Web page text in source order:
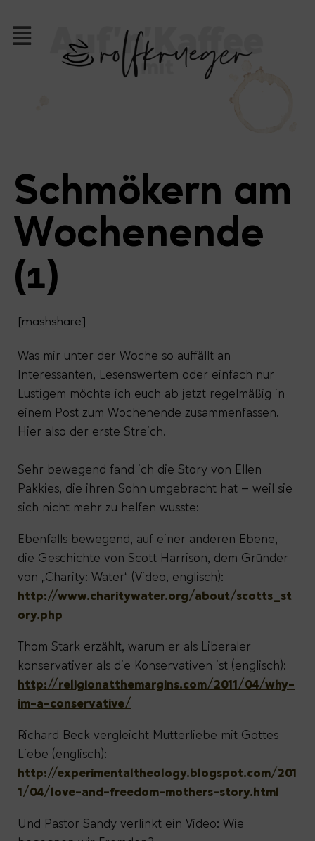
Schmökern am
Wochenende
(1)
[mashshare]
Was mir unter der Woche so auffällt an
Interessanten, Lesenswertem oder einfach nur
Lustigem möchte ich euch ab jetzt regelmäßig in
einem Post zum Wochenende zusammenfassen.
Hier also der erste Streich.
Sehr bewegend fand ich die Story von Ellen
Pakkies, die ihren Sohn umgebracht hat – weil sie
sich nicht mehr zu helfen wusste:
Ebenfalls bewegend, auf einer anderen Ebene,
die Geschichte von Scott Harrison, dem Gründer
von „Charity: Water“ (Video, englisch):
http://www.charitywater.org/about/scotts_st
ory.php
Thom Stark erzählt, warum er als Liberaler
konservativer als die Konservativen ist (englisch):
http://religionatthemargins.com/2011/04/why-
im-a-conservative/
Richard Beck vergleicht Mutterliebe mit Gottes
Liebe (englisch):
http://experimentaltheology.blogspot.com/201
1/04/love-and-freedom-mothers-story.html
Und Pastor Sandy verlinkt ein Video: Wie